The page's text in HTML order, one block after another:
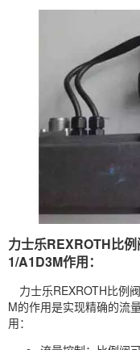
力士乐REXROTH比
1/A1D3M作用：
力士乐REXROTH比例
M的作用是实现精确的流
用：